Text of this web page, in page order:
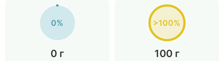
0%
0 г
>100%
100 г